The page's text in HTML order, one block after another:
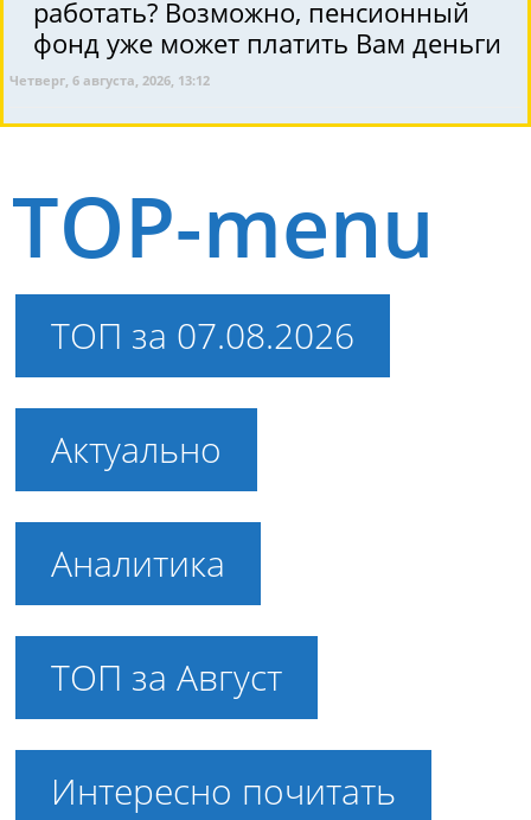
работать? Возможно, пенсионный
фонд уже может платить Вам деньги
Четверг, 6 августа, 2026, 13:12
TOP-menu
ТОП за 07.08.2026
Актуально
Аналитика
ТОП за Август
Интересно почитать